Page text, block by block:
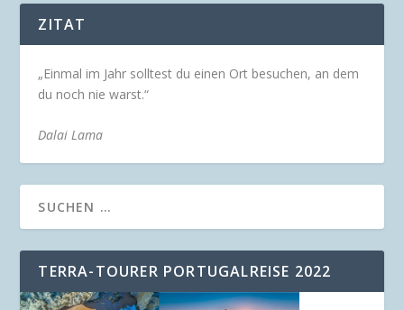
ZITAT
„Einmal im Jahr solltest du einen Ort besuchen, an dem
du noch nie warst.“
Dalai Lama
TERRA-TOURER PORTUGALREISE 2022